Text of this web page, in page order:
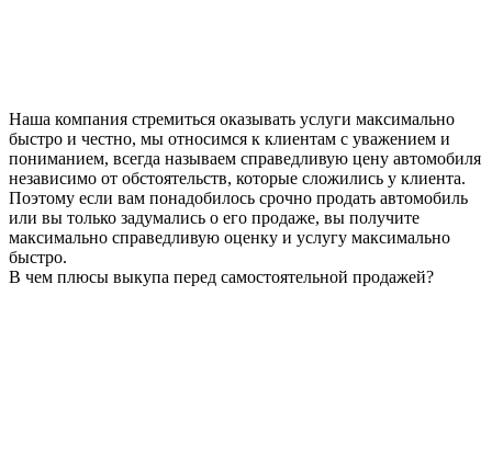
Наша компания стремиться оказывать услуги максимально
быстро и честно, мы относимся к клиентам с уважением и
пониманием, всегда называем справедливую цену автомобиля
независимо от обстоятельств, которые сложились у клиента.
Поэтому если вам понадобилось срочно продать автомобиль
или вы только задумались о его продаже, вы получите
максимально справедливую оценку и услугу максимально
быстро.
В чем плюсы выкупа перед самостоятельной продажей?